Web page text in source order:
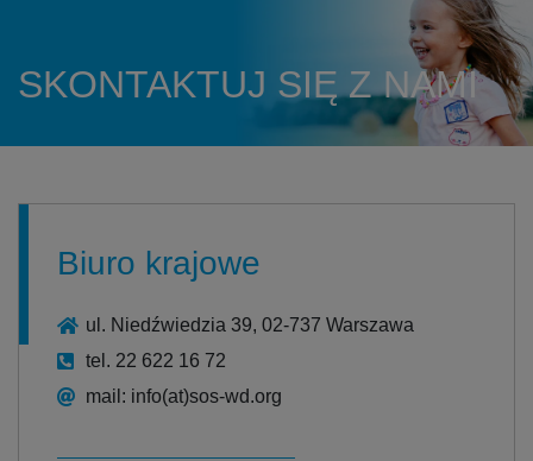
SKONTAKTUJ SIĘ Z NAMI
Biuro krajowe
ul. Niedźwiedzia 39, 02-737 Warszawa
tel. 22 622 16 72
mail: info(at)sos-wd.org